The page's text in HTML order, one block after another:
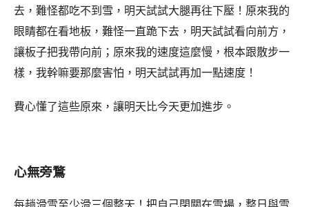
去，難怪都吃不到雪，明天試試大腿再往下壓！原來我的
眼睛都在看地板，難怪一直跪下去，明天試試看向前方，
讓板子把我帶向前；原來我的速度這麼慢，根本跟散步一
樣，我幹嘛要那麼害怕，明天試試再加一點速度！
費心懂了這些原來，讓明天比今天更加進步。
心無旁鶩